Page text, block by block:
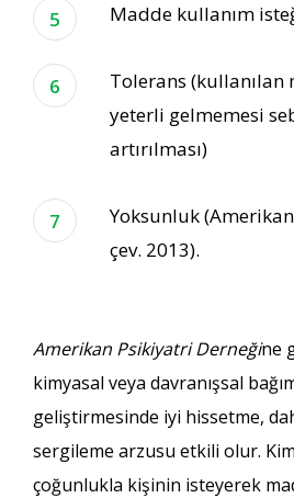
Madde kullanım
Tolerans (kullanılan
yeterli gelmemesi
artırılması)
Yoksunluk
çev. 2013).
Amerikan Psikiyatri Derneğine
kimyasal veya davranışsal
geliştirmesinde iyi hissetme,
sergileme arzusu etkili olur.
çoğunlukla kişinin isteyerek